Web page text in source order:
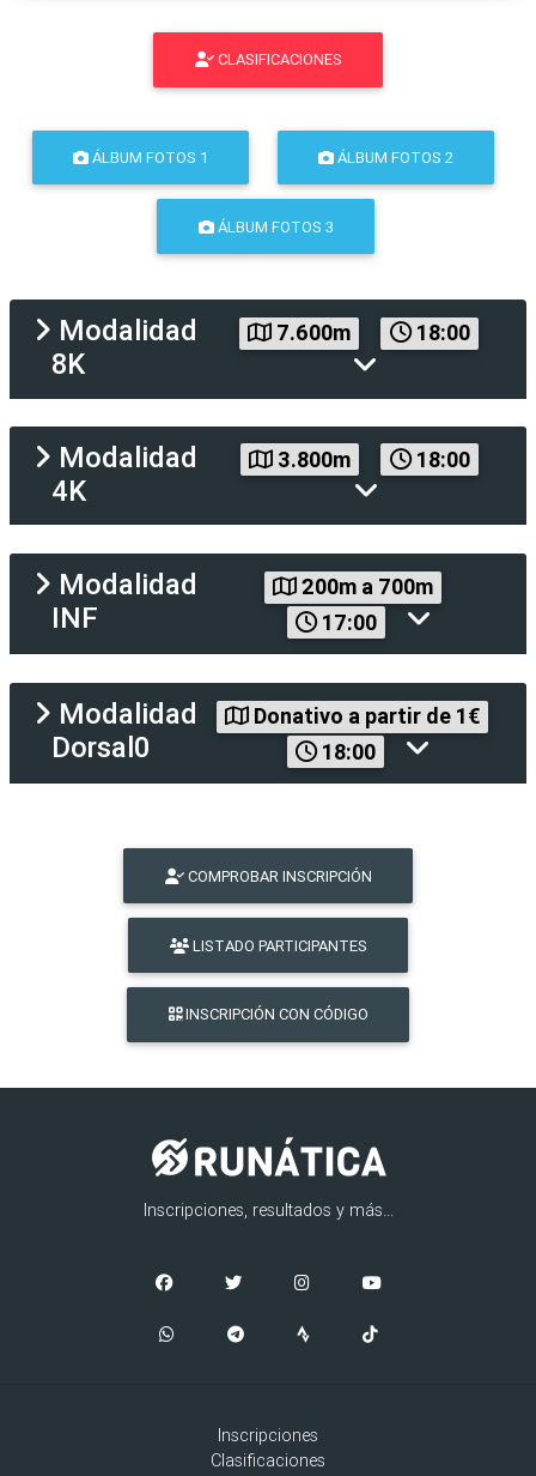
CLASIFICACIONES
ÁLBUM FOTOS 1 ÁLBUM FOTOS 2
ÁLBUM FOTOS 3
Modalidad
8K
7.600m 18:00
Modalidad
4K
3.800m 18:00
Modalidad
INF
200m a 700m
17:00
Modalidad
Dorsal0
Donativo a partir de 1€
18:00
COMPROBAR INSCRIPCIÓN
LISTADO PARTICIPANTES
INSCRIPCIÓN CON CÓDIGO
Inscripciones, resultados y más...
Inscripciones
Clasificaciones